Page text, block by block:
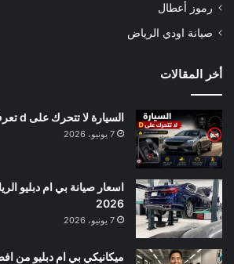
رموز أعطال
صيانة اودي الرياض
أخر المقالات
السيارة لا تتحرك على d تعرف على الأسباب 2026
7 يونيو، 2026
اسعار صيانة بي ام دبليو
2026
7 يونيو، 2026
ميكانيكي بي ام دبليو من